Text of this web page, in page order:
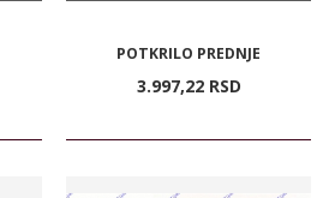
POTKRILO PREDNJE
3.997,22 RSD